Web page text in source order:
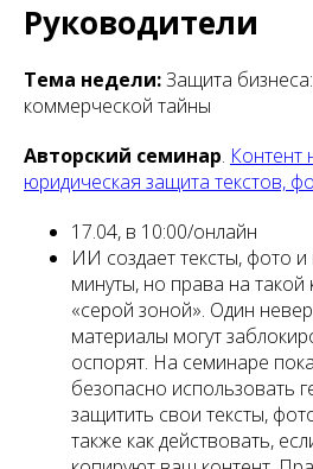
Руководители
Тема недели:Защита
коммерческой тайны
Авторский семинар. Контент
юридическая защита текстов,
17.04, в 10:00/онлайн
ИИ создает тексты, фото и
минуты, но права на такой
«серой зоной». Один
материалы могут
оспорят. На семинаре
безопасно использовать
защитить свои тексты,
также как действовать,